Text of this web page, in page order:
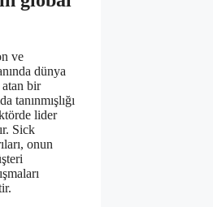
ve
dünya
atan bir
tanınmışlığı
lider
Sick
onun